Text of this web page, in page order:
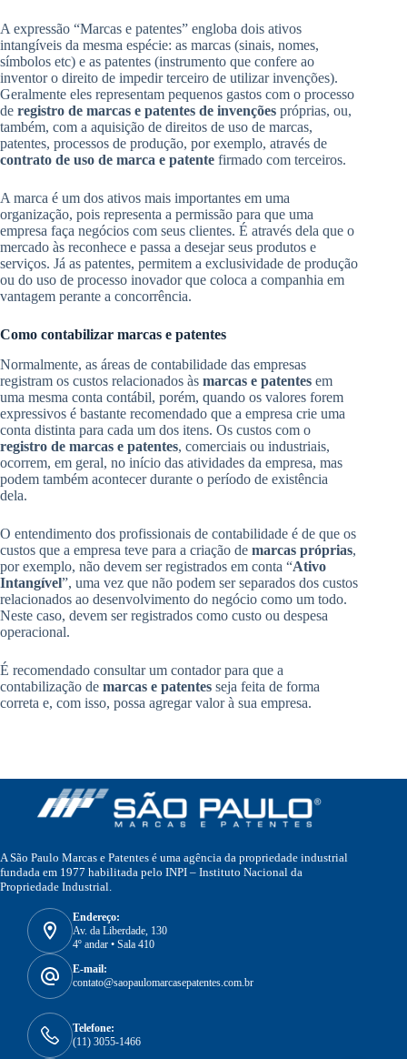
A expressão “Marcas e patentes” engloba dois ativos
intangíveis da mesma espécie: as marcas (sinais, nomes,
símbolos etc) e as patentes (instrumento que confere ao
inventor o direito de impedir terceiro de utilizar invenções).
Geralmente eles representam pequenos gastos com o processo
de registro de marcas e patentes de invenções próprias, ou,
também, com a aquisição de direitos de uso de marcas,
patentes, processos de produção, por exemplo, através de
contrato de uso de marca e patente firmado com terceiros.
A marca é um dos ativos mais importantes em uma
organização, pois representa a permissão para que uma
empresa faça negócios com seus clientes. É através dela que o
mercado às reconhece e passa a desejar seus produtos e
serviços. Já as patentes, permitem a exclusividade de produção
ou do uso de processo inovador que coloca a companhia em
vantagem perante a concorrência.
Como contabilizar marcas e patentes
Normalmente, as áreas de contabilidade das empresas
registram os custos relacionados às marcas e patentes em
uma mesma conta contábil, porém, quando os valores forem
expressivos é bastante recomendado que a empresa crie uma
conta distinta para cada um dos itens. Os custos com o
registro de marcas e patentes, comerciais ou industriais,
ocorrem, em geral, no início das atividades da empresa, mas
podem também acontecer durante o período de existência
dela.
O entendimento dos profissionais de contabilidade é de que os
custos que a empresa teve para a criação de marcas próprias,
por exemplo, não devem ser registrados em conta “Ativo
Intangível”, uma vez que não podem ser separados dos custos
relacionados ao desenvolvimento do negócio como um todo.
Neste caso, devem ser registrados como custo ou despesa
operacional.
É recomendado consultar um contador para que a
contabilização de marcas e patentes seja feita de forma
correta e, com isso, possa agregar valor à sua empresa.
A São Paulo Marcas e Patentes é uma agência da propriedade industrial
fundada em 1977 habilitada pelo INPI – Instituto Nacional da
Propriedade Industrial.
Endereço:
Av. da Liberdade, 130
4º andar • Sala 410
E-mail:
contato@saopaulomarcasepatentes.com.br
Telefone:
(11) 3055-1466